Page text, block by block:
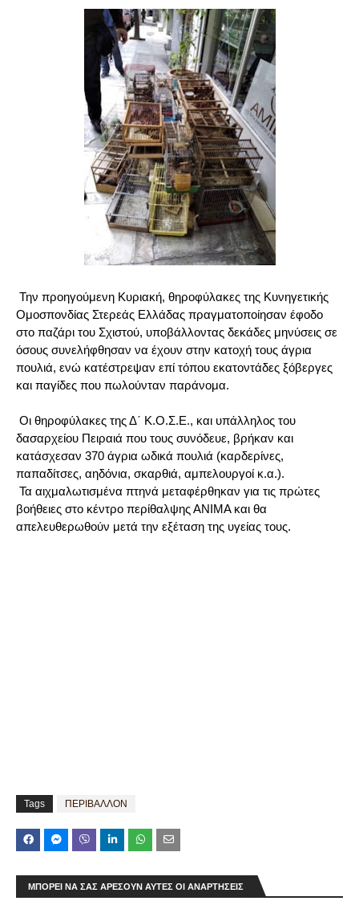
Την προηγούμενη Κυριακή, θηροφύλακες της Κυνηγετικής
Ομοσπονδίας Στερεάς Ελλάδας πραγματοποίησαν έφοδο
στο παζάρι του Σχιστού, υποβάλλοντας δεκάδες μηνύσεις σε
όσους συνελήφθησαν να έχουν στην κατοχή τους άγρια
πουλιά, ενώ κατέστρεψαν επί τόπου εκατοντάδες ξόβεργες
και παγίδες που πωλούνταν παράνομα.
Οι θηροφύλακες της Δ΄ Κ.Ο.Σ.Ε., και υπάλληλος του
δασαρχείου Πειραιά που τους συνόδευε, βρήκαν και
κατάσχεσαν 370 άγρια ωδικά πουλιά (καρδερίνες,
παπαδίτσες, αηδόνια, σκαρθιά, αμπελουργοί κ.α.).
Τα αιχμαλωτισμένα πτηνά μεταφέρθηκαν για τις πρώτες
βοήθειες στο κέντρο περίθαλψης ΑΝΙΜΑ και θα
απελευθερωθούν μετά την εξέταση της υγείας τους.
Tags ΠΕΡΙΒΑΛΛΟΝ
ΜΠΟΡΕΊ ΝΑ ΣΑΣ ΑΡΈΣΟΥΝ ΑΥΤΈΣ ΟΙ ΑΝΑΡΤΉΣΕΙΣ